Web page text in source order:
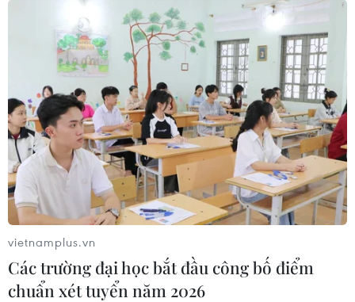
vietnamplus.vn
Các trường đại học bắt đầu công bố điểm
chuẩn xét tuyển năm 2026